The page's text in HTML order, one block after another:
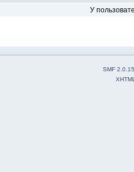
У
SMF 2.0.15